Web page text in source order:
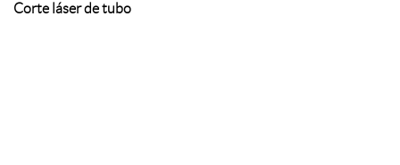
Corte láser de tubo